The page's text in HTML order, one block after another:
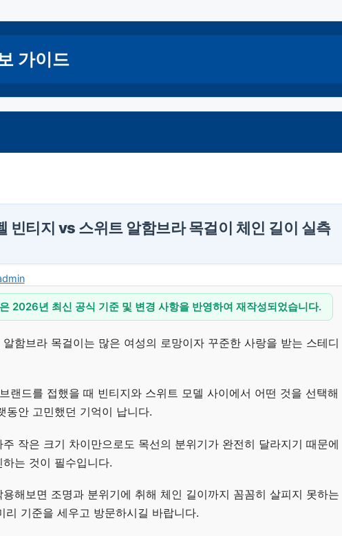
가이드
빈티지 vs 스위트 알함브라 목걸이 체인 길이 실측
2026년 최신 공식 기준 및 변경 사항을 반영하여 재작성되었습니다.
함브라 목걸이는 많은 여성의 로망이자 꾸준한 사랑을 받는 스테디
랜드를 접했을 때 빈티지와 스위트 모델 사이에서 어떤 것을 선택해
동안 고민했던 기억이 납니다.
작은 크기 차이만으로도 목선의 분위기가 완전히 달라지기 때문에
는 것이 필수입니다.
해보면 조명과 분위기에 취해 체인 길이까지 꼼꼼히 살피지 못하는
리 기준을 세우고 방문하시길 바랍니다.